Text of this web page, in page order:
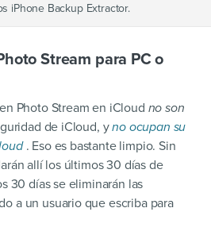
iPhone Backup Extractor.
Stream para PC o
Photo Stream en iCloud no son
de iCloud, yno ocupan su
. Eso es bastante limpio. Sin
allí los últimos 30 días de
30 días se eliminarán las
a un usuario que escriba para